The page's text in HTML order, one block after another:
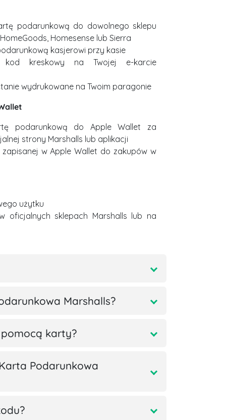
podarunkową do dowolnego sklepu
Homesense lub Sierra
kasjerowi przy kasie
kod kreskowy na Twojej e-karcie
wydrukowane na Twoim paragonie
podarunkową do Apple Wallet za
strony Marshalls lub aplikacji
w Apple Wallet do zakupów w
użytku
oficjalnych sklepach Marshalls lub na
Marshalls?
karty?
Podarunkowa